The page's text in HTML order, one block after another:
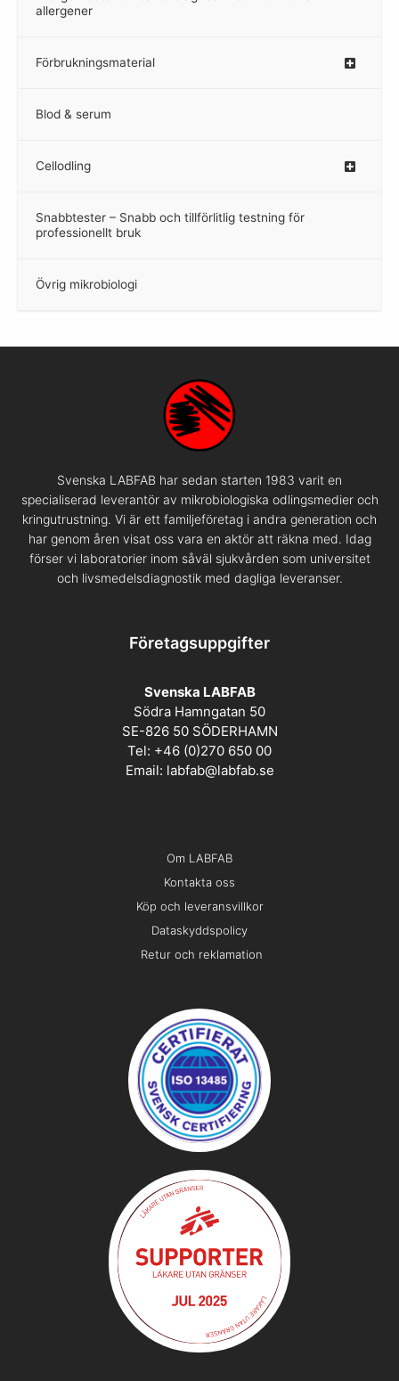
allergener
Förbrukningsmaterial
Blod & serum
Cellodling
–
Snabbtester – Snabb och tillförlitlig testning för
professionellt bruk
–
Övrig mikrobiologi
–
Svenska LABFAB har sedan starten 1983 varit en
specialiserad leverantör av mikrobiologiska odlingsmedier och
kringutrustning. Vi är ett familjeföretag i andra generation och
har genom åren visat oss vara en aktör att räkna med. Idag
förser vi laboratorier inom såväl sjukvården som universitet
och livsmedelsdiagnostik med dagliga leveranser.
Företagsuppgifter
Svenska LABFAB
Södra Hamngatan 50
SE-826 50 SÖDERHAMN
Tel: +46 (0)270 650 00
Email: labfab@labfab.se
Om LABFAB
Kontakta oss
Köp och leveransvillkor
Dataskyddspolicy
Retur och reklamation